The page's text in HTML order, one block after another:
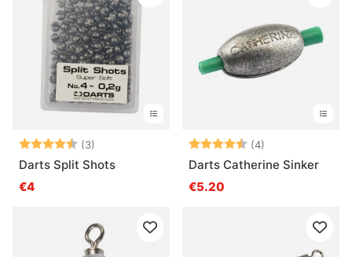
Beoordeling:
(3)
Darts Split Shots
€4
Beoordeling:
(4)
Darts Catherine Sinker
€5.20